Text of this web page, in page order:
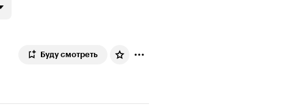
Буду смотреть